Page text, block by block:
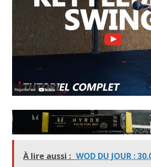
À lire aussi : WOD DU JOUR :